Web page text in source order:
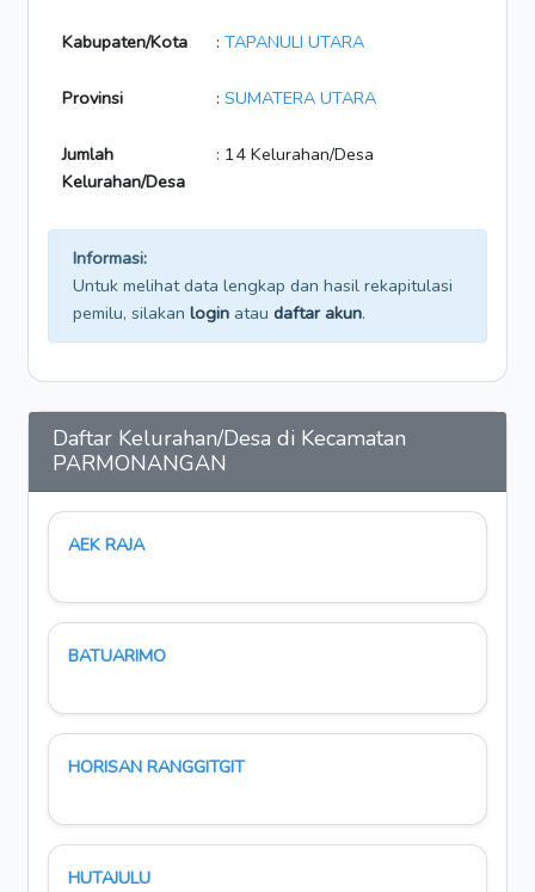
Kabupaten/Kota : TAPANULI UTARA
Provinsi : SUMATERA UTARA
Jumlah
Kelurahan/Desa
: 14 Kelurahan/Desa
Informasi:
Untuk melihat data lengkap dan hasil rekapitulasi
pemilu, silakan login atau daftar akun.
Daftar Kelurahan/Desa di Kecamatan
PARMONANGAN
AEK RAJA
BATUARIMO
HORISAN RANGGITGIT
HUTAJULU